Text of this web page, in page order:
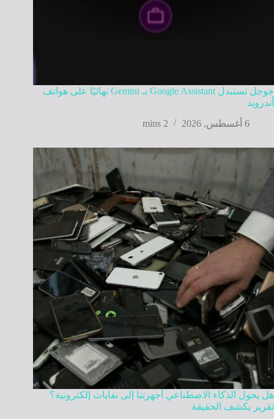
جوجل تستبدل Google Assistant بـ Gemini نهائيًا على هواتف
أندرويد
6 أغسطس, 2026
2 mins
هل يحول الذكاء الاصطناعي أجهزتنا إلى نفايات إلكترونية؟
تقرير يكشف الحقيقة